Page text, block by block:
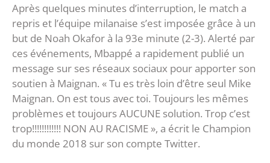
Après quelques minutes d’interruption, le match a
repris et l’équipe milanaise s’est imposée grâce à un
but de Noah Okafor à la 93e minute (2-3). Alerté par
ces événements, Mbappé a rapidement publié un
message sur ses réseaux sociaux pour apporter son
soutien à Maignan. « Tu es très loin d’être seul Mike
Maignan. On est tous avec toi. Toujours les mêmes
problèmes et toujours AUCUNE solution. Trop c’est
trop!!!!!!!!!!!! NON AU RACISME », a écrit le Champion
du monde 2018 sur son compte Twitter.